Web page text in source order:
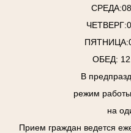
ОБЕД:
В
режим
на
Прием граждан ведется